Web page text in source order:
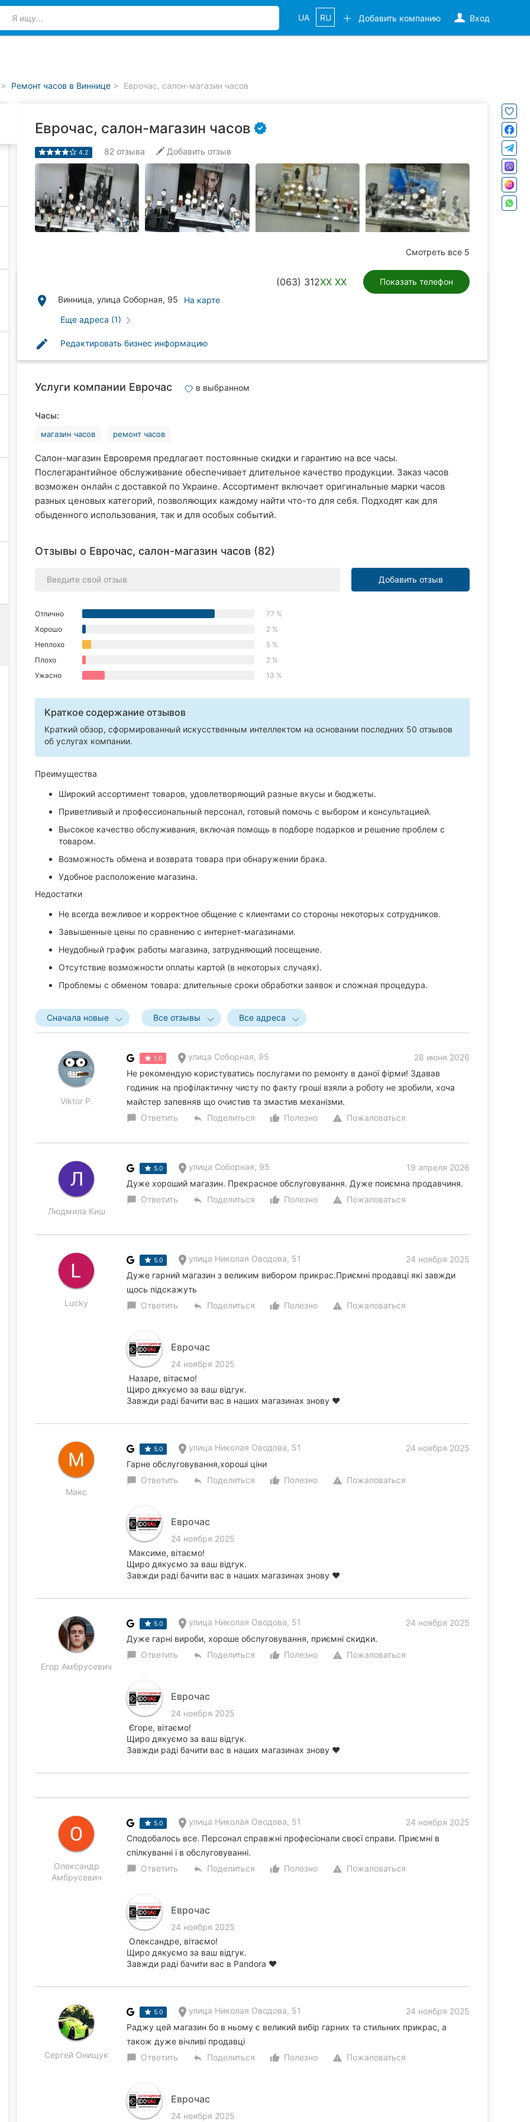
Вход
Добавить компанию
UA RU
Ремонт часов в Виннице Еврочас, салон-магазин часов
Еврочас, салон-магазин часов
4.2 82 отзыва Добавить отзыв
Смотреть все 5
(063) 312XX XX Показать телефон
place Винница, улица Соборная, 95
На карте
Еще адреса (1)
edit Редактировать бизнес информацию
Услуги компании Еврочас в выбранном
Часы:
магазин часов ремонт часов
Салон-магазин Евровремя предлагает постоянные скидки и гарантию на все часы.
Послегарантийное обслуживание обеспечивает длительное качество продукции. Заказ часов
возможен онлайн с доставкой по Украине. Ассортимент включает оригинальные марки часов
разных ценовых категорий, позволяющих каждому найти что-то для себя. Подходят как для
обыденного использования, так и для особых событий.
Отзывы о Еврочас, салон-магазин часов (82)
Добавить отзыв
Отлично
77 %
Хорошо
2 %
Неплохо
5 %
Плохо
2 %
Ужасно
13 %
Краткое содержание отзывов
Краткий обзор, сформированный искусственным интеллектом на основании последних 50 отзывов
об услугах компании.
Преимущества
Широкий ассортимент товаров, удовлетворяющий разные вкусы и бюджеты.
Приветливый и профессиональный персонал, готовый помочь с выбором и консультацией.
Высокое качество обслуживания, включая помощь в подборе подарков и решение проблем с
товаром.
Возможность обмена и возврата товара при обнаружении брака.
Удобное расположение магазина.
Недостатки
Не всегда вежливое и корректное общение с клиентами со стороны некоторых сотрудников.
Завышенные цены по сравнению с интернет-магазинами.
Неудобный график работы магазина, затрудняющий посещение.
Отсутствие возможности оплаты картой (в некоторых случаях).
Проблемы с обменом товара: длительные сроки обработки заявок и сложная процедура.
Сначала новые Все отзывы Все адреса
Viktor P.
1.0 улица Соборная, 95
28 июня 2026
Не рекомендую користуватись послугами по ремонту в даної фірми! Здавав
годиник на профілактичну чисту по факту гроші взяли а роботу не зробили, хоча
майстер запевняв що очистив та змастив механізми.
chat_bubble Ответить reply Поделиться thumb_up_alt
Полезно warning Пожаловаться
Людмила Киш
5.0 улица Соборная, 95
19 апреля 2026
Дуже хороший магазин. Прекрасное обслуговування. Дуже поиємна продавчиня.
chat_bubble Ответить reply Поделиться thumb_up_alt
Полезно warning Пожаловаться
Lucky
5.0 улица Николая Оводова, 51
24 ноября 2025
Дуже гарний магазин з великим вибором прикрас.Приємні продавці які завжди
щось підскажуть
chat_bubble Ответить reply Поделиться thumb_up_alt
Полезно warning Пожаловаться
Еврочас
24 ноября 2025
Назаре, вітаємо!
Щиро дякуємо за ваш відгук.
Завжди раді бачити вас в наших магазинах знову ❤️
Макс
5.0 улица Николая Оводова, 51
24 ноября 2025
Гарне обслуговування,хороші ціни
chat_bubble Ответить reply Поделиться thumb_up_alt
Полезно warning Пожаловаться
Еврочас
24 ноября 2025
Максиме, вітаємо!
Щиро дякуємо за ваш відгук.
Завжди раді бачити вас в наших магазинах знову ❤️
Егор Амбрусевич
5.0 улица Николая Оводова, 51
24 ноября 2025
Дуже гарні вироби, хороше обслуговування, приємні скидки.
chat_bubble Ответить reply Поделиться thumb_up_alt
Полезно warning Пожаловаться
Еврочас
24 ноября 2025
Єгоре, вітаємо!
Щиро дякуємо за ваш відгук.
Завжди раді бачити вас в наших магазинах знову ❤️
Олександр
Амбрусевич
5.0 улица Николая Оводова, 51
24 ноября 2025
Сподобалось все. Персонал справжні професіонали своєї справи. Приємні в
спілкуванні і в обслуговуванні.
chat_bubble Ответить reply Поделиться thumb_up_alt
Полезно warning Пожаловаться
Еврочас
24 ноября 2025
Олександре, вітаємо!
Щиро дякуємо за ваш відгук.
Завжди раді бачити вас в Pandora ❤️
Сергей Онищук
5.0 улица Николая Оводова, 51
24 ноября 2025
Раджу цей магазин бо в ньому є великий вибір гарних та стильних прикрас, а
також дуже вічливі продавці
chat_bubble Ответить reply Поделиться thumb_up_alt
Полезно warning Пожаловаться
Еврочас
24 ноября 2025